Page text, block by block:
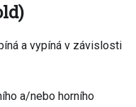
a vypíná v závislosti
a/nebo horního